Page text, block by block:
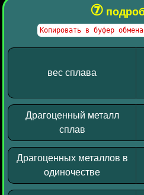
⑦
вес сплава
Драгоценный металл
сплав
Драгоценных металлов в
одиночестве